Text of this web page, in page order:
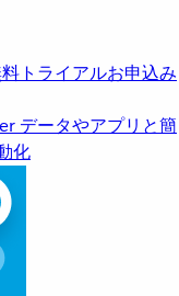
トライアルお申込み
データやアプリと簡
化